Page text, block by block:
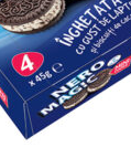
READ MORE